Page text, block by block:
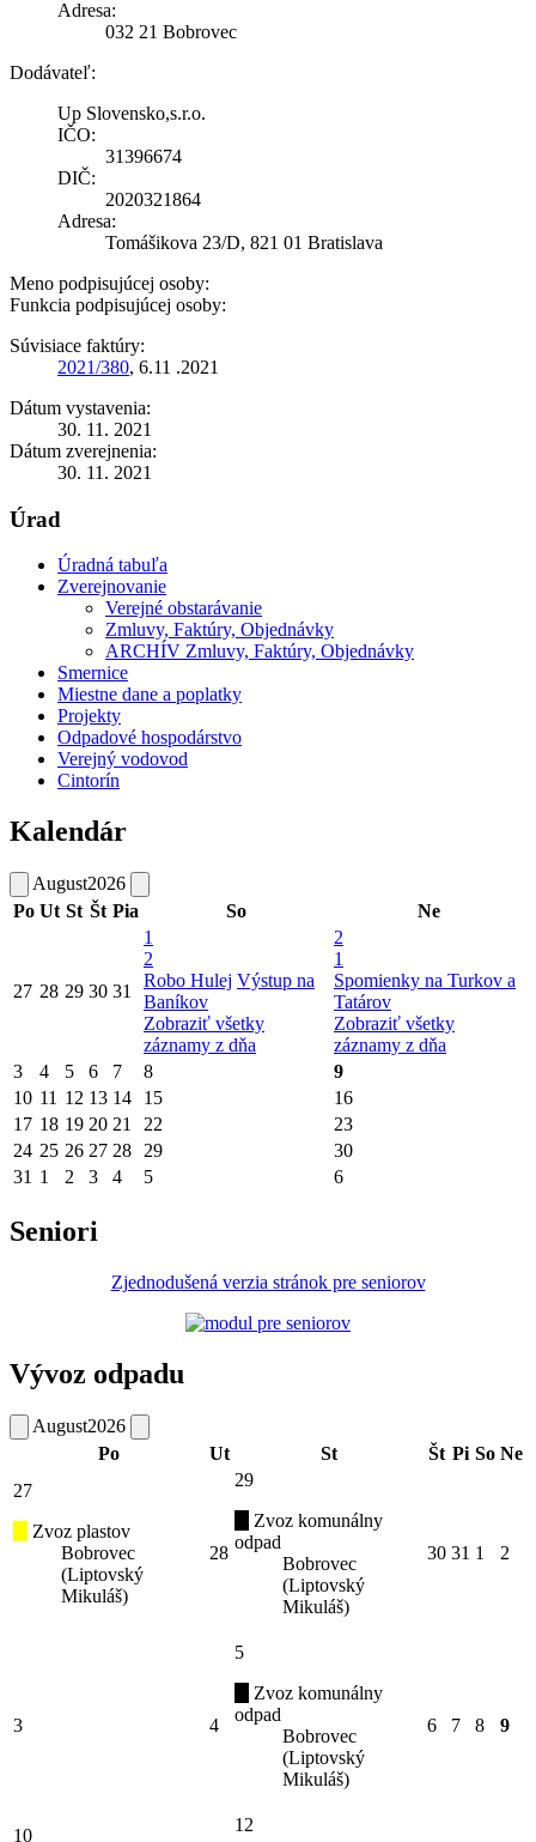
Adresa:
032 21 Bobrovec
Dodávateľ:
Up Slovensko,s.r.o.
IČO:
31396674
DIČ:
2020321864
Adresa:
Tomášikova 23/D, 821 01 Bratislava
Meno podpisujúcej osoby:
Funkcia podpisujúcej osoby:
Súvisiace faktúry:
2021/380, 6.11 .2021
Dátum vystavenia:
30. 11. 2021
Dátum zverejnenia:
30. 11. 2021
Úrad
Úradná tabuľa
Zverejnovanie
Verejné obstarávanie
Zmluvy, Faktúry, Objednávky
ARCHÍV Zmluvy, Faktúry, Objednávky
Smernice
Miestne dane a poplatky
Projekty
Odpadové hospodárstvo
Verejný vodovod
Cintorín
Kalendár
August2026
Po Ut St Št Pia So Ne
27 28 29 30 31
1
2
Robo Hulej Výstup na
Baníkov
Zobraziť všetky
záznamy z dňa
2
1
Spomienky na Turkov a
Tatárov
Zobraziť všetky
záznamy z dňa
3
4 5 6 7 8
9
10 11 12 13 14 15
16
17 18 19 20 21 22
23
24 25 26 27 28 29
30
31 1 2 3 4 5 6
Seniori
Zjednodušená verzia stránok pre seniorov
Vývoz odpadu
August2026
Po
Ut St Št Pi So Ne
27
Zvoz plastov
Bobrovec
(Liptovský
Mikuláš)
28
29
Zvoz komunálny
odpad
Bobrovec
(Liptovský
Mikuláš)
30 31 1 2
3 4
5
Zvoz komunálny
odpad
Bobrovec
(Liptovský
Mikuláš)
6 7 8 9
10
12